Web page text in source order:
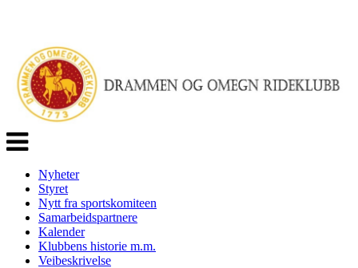
Veksle
navigasjon
Nyheter
Styret
Nytt fra sportskomiteen
Samarbeidspartnere
Kalender
Klubbens historie m.m.
Veibeskrivelse